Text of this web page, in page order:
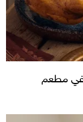
في مطعم